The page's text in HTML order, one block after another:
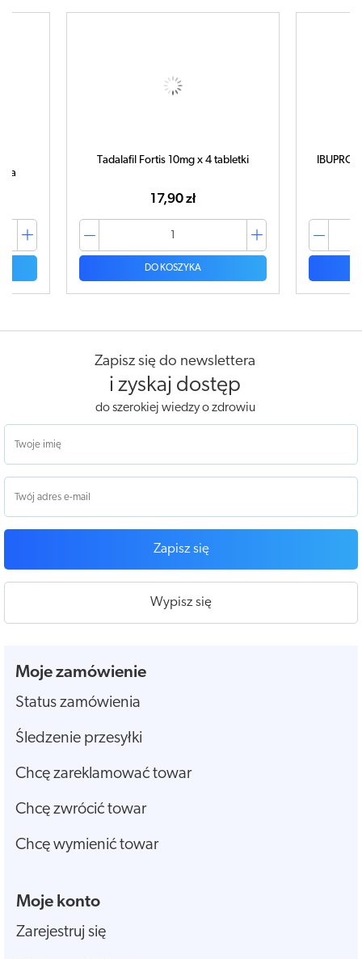
Tadalafil Fortis 10mg x 4 tabletki
17,90 zł
DO KOSZYKA
Zapisz się do newslettera
i zyskaj dostęp
do szerokiej wiedzy o zdrowiu
Zapisz się
Wypisz się
Moje zamówienie
Status zamówienia
Śledzenie przesyłki
Chcę zareklamować towar
Chcę zwrócić towar
Chcę wymienić towar
Moje konto
Zarejestruj się